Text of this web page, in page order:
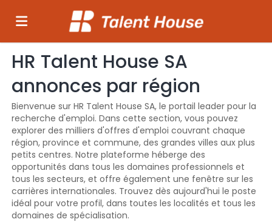
Accueil
Emplois
Déposez
votre
Connexion
HR Talent House SA
annonces par région
Bienvenue sur HR Talent House SA, le portail leader pour la
recherche d'emploi. Dans cette section, vous pouvez
explorer des milliers d'offres d'emploi couvrant chaque
région, province et commune, des grandes villes aux plus
petits centres. Notre plateforme héberge des
opportunités dans tous les domaines professionnels et
tous les secteurs, et offre également une fenêtre sur les
carrières internationales. Trouvez dès aujourd'hui le poste
idéal pour votre profil, dans toutes les localités et tous les
domaines de spécialisation.